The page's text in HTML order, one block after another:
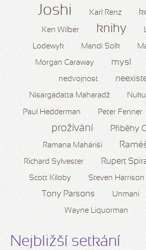
Joshi Karl Renz
Ken Wilber knihy
Lodewyk Mandi Solk
Morgan Caraway mysl
nedvojnost
Nisargadatta Maharadž
Paul Hedderman Peter Fenner
prožívání
Příběhy
Ramana Maháriši
Richard Sylvester Rupert
Scott Kiloby Steven Harrison
Tony Parsons Unmani
Wayne Liquorman
Nejbližší setkání